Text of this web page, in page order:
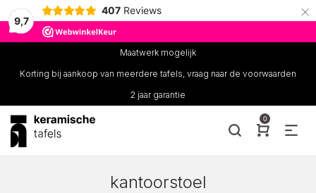
9,7
407 Reviews ×
Maatwerk mogelijk
Korting bij aankoop van meerdere tafels, vraag naar de voorwaarden
2 jaar garantie
0
kantoorstoel